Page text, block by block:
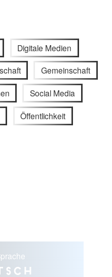
Digitale Medien
Gemeinschaft
Social Media
Öffentlichkeit